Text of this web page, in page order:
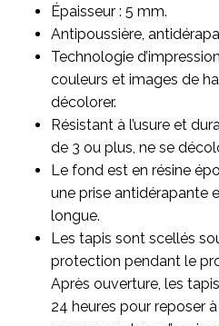
Épaisseur : 5 mm.
Antipoussière,
Technologie
couleurs et images de
décolorer.
Résistant à l’usure et
de 3 ou plus, ne se
Le fond est en résine
une prise antidérapante
longue.
Les tapis sont scellés
protection pendant le
Après ouverture, les
24 heures pour reposer